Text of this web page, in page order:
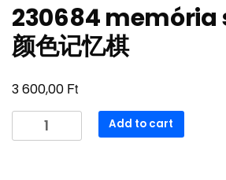
230684 memória
颜色记忆棋
3 600,00 Ft
230684
memória
Add to cart